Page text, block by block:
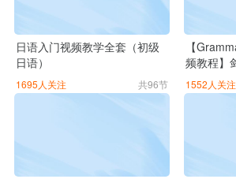
日语入门视频教学全套（初级
日语）
1695人关注 共96节
【
频教程】
1552人关注